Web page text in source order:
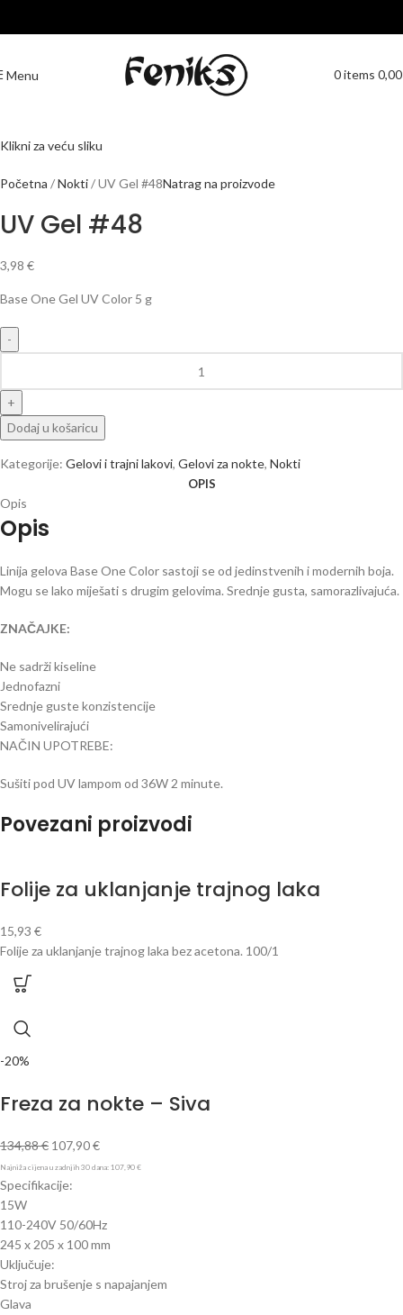
Menu 0items
Klikni za veću sliku
Početna Nokti UV Gel #48Natrag na proizvode
UV Gel #48
3,98 €
Base One Gel UV Color 5 g
Dodaj u košaricu
Kategorije: Gelovi i trajni lakovi, Gelovi za nokte, Nokti
OPIS
Opis
Opis
Linija gelova Base One Color sastoji se od jedinstvenih i modernih boja.
Mogu se lako miješati s drugim gelovima. Srednje gusta, samorazlivajuća.
ZNAČAJKE:
Ne sadrži kiseline
Jednofazni
Srednje guste konzistencije
Samonivelirajući
NAČIN UPOTREBE:
Sušiti pod UV lampom od 36W 2 minute.
Povezani proizvodi
Folije za uklanjanje trajnog laka
15,93 €
Folije za uklanjanje trajnog laka bez acetona. 100/1
-20%
Freza za nokte – Siva
134,88€ 107,90€
Najniža cijena u zadnjih 30 dana: 107,90 €
Specifikacije:
15W
110-240V 50/60Hz
245 x 205 x 100 mm
Uključuje:
Stroj za brušenje s napajanjem
Glava